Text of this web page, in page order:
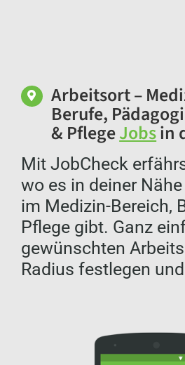
Arbeitsort –
Berufe,
& PflegeJobsin
Mit JobCheck
wo es in deiner
im Medizin-Bereich,
Pflege gibt. Ganz
gewünschten
Radius festlegen